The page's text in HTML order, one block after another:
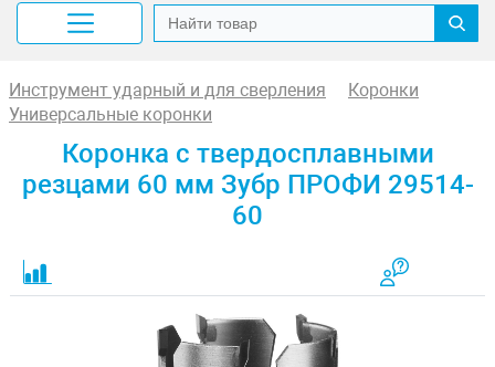
Инструмент ударный и для сверления
Коронки
Универсальные коронки
Коронка с твердосплавными
резцами 60 мм Зубр ПРОФИ 29514-
60